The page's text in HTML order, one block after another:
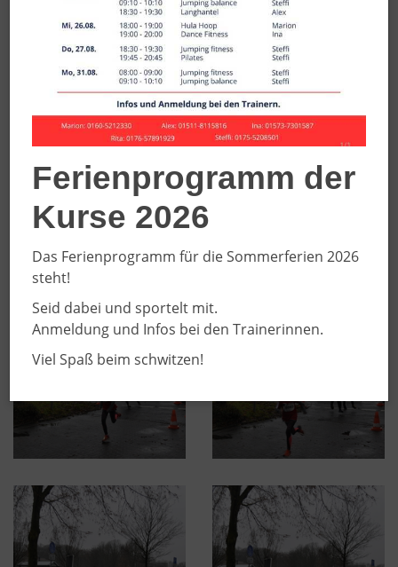
Die Bilder wurden freundlicherweise von R. Penno (WN)
zur Verfügung gestellt.
Den entsprechenden Artikel der Westfälischen
Nachrichten finden Sie
HIER.
Ferienprogramm der
Kurse 2026
Das Ferienprogramm für die Sommerferien 2026
steht!
Seid dabei und sportelt mit.
Anmeldung und Infos bei den Trainerinnen.
Viel Spaß beim schwitzen!